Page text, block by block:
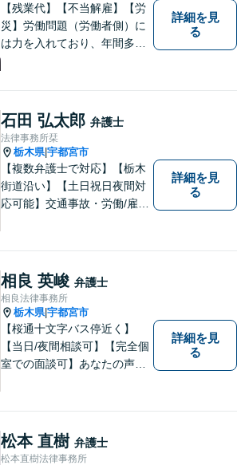
【残業代】【不当解雇】【労
災】労働問題（労働者側）に
は力を入れており、年間多数
日本労働弁護団（労働者側の
弁護士団体）に所属していま
す。
詳細を見
る
石田 弘太郎 弁護士
法律事務所栞
栃木県|宇都宮市
【複数弁護士で対応】【栃木
街道沿い】【土日祝日夜間対
応可能】交通事故・労働/雇用
す。是非一度ご相談くださ
い。
詳細を見
る
相良 英峻 弁護士
相良法律事務所
栃木県|宇都宮市
【桜通十文字バス停近く】
【当日/夜間相談可】【完全個
室での面談可】あなたの声を
す。 事務所HPもご覧くださ
い。 https://sagara-law-office.j
p/
詳細を見
る
松本 直樹 弁護士
松本直樹法律事務所